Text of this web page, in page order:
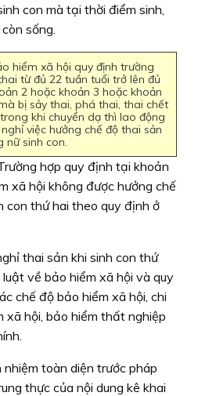
con mà tại thời điểm sinh,
sống.
hiểm xã hội quy định trường
từ đủ 22 tuần tuổi trở lên đủ
2 hoặc khoản 3 hoặc khoản
bị sảy thai, phá thai, thai chết
khi chuyển dạ thì lao động
việc hưởng chế độ thai sản
nữ sinh con.
hợp quy định tại khoản
xã hội không được hưởng chế
con thứ hai theo quy định ở
thai sản khi sinh con thứ
về bảo hiểm xã hội và quy
chế độ bảo hiểm xã hội, chi
xã hội, bảo hiểm thất nghiệp
toàn diện trước pháp
thực của nội dung kê khai